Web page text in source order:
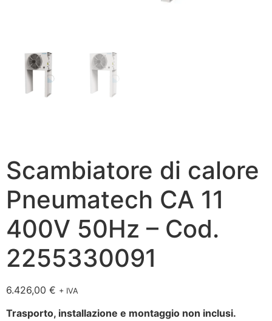
Scambiatore di calore
Pneumatech CA 11
400V 50Hz – Cod.
2255330091
6.426,00 € + IVA
Trasporto, installazione e montaggio non inclusi.